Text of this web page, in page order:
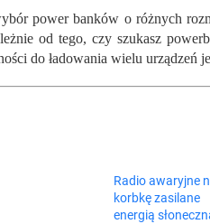
power banków o różnych
od tego, czy szukasz
do ładowania wielu urządzeń
Radio awaryjne
korbkę zasilane
energią